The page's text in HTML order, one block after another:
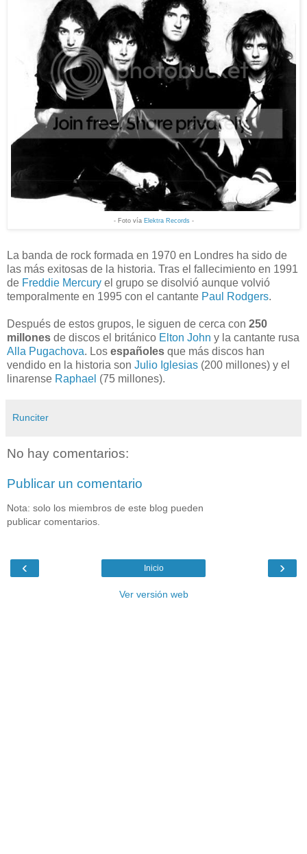
- Foto vía Elektra Records-
La banda de rock formada en 1970 en Londres ha sido de
las más exitosas de la historia. Tras el fallecimiento en 1991
de Freddie Mercury el grupo se disolvió aunque volvió
temporalmente en 1995 con el cantante Paul Rodgers.
Después de estos grupos, le siguen de cerca con 250
millones de discos el británico Elton John y la cantante rusa
Alla Pugachova. Los españoles que más discos han
vendido en la historia son Julio Iglesias (200 millones) y el
linarense Raphael (75 millones).
Runciter
No hay comentarios:
Publicar un comentario
Nota: solo los miembros de este blog pueden
publicar comentarios.
‹ ›
Inicio
Ver versión web